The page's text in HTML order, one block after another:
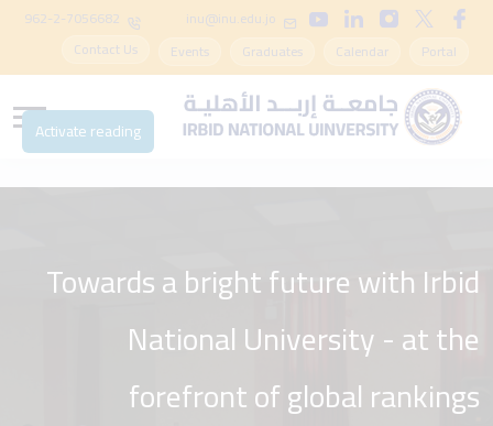
inu@inu.edu.jo
962-2-7056682
Portal
Calendar
Graduates
Events
Contact Us
Towards a bright future with Irbid
National University - at the
forefront of global rankings
Activate reading